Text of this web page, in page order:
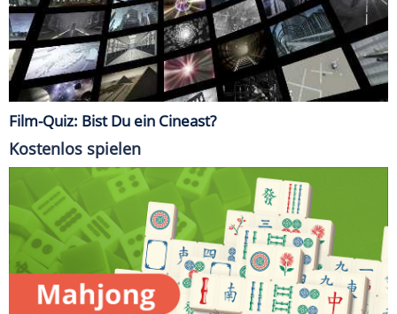
Film-Quiz: Bist Du ein Cineast?
Kostenlos spielen